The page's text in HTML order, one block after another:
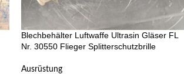
Blechbehälter Luftwaffe Ultrasin Gläser FL
Nr. 30550 Flieger Splitterschutzbrille
Ausrüstung